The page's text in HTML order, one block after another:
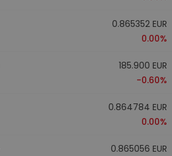
0.865352 EUR
0.00%
185.900 EUR
-0.60%
0.864784 EUR
0.00%
0.865056 EUR